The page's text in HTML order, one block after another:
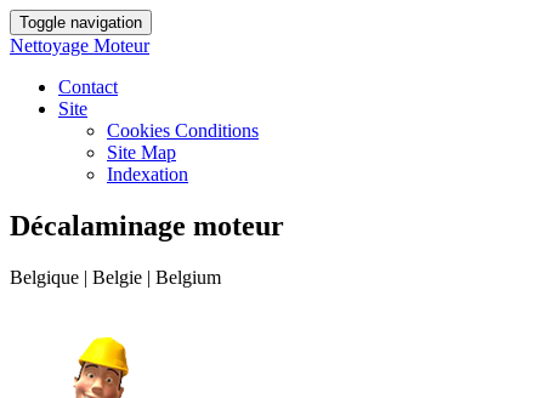
Toggle navigation
Nettoyage Moteur
Contact
Site
Cookies Conditions
Site Map
Indexation
Décalaminage moteur
Belgique | Belgie | Belgium